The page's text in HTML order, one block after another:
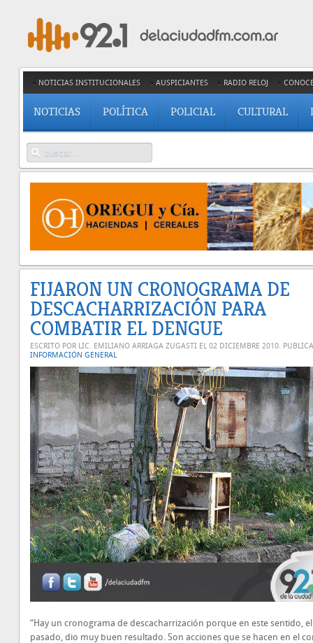
NOTICIAS INSTITUCIONALES AUSPICIANTES RADIO RELOJ
NOTICIAS POLÍTICA POLICIAL CULTURAL
FIJARON UN CRONOGRAMA DE
DESCACHARRIZACIÓN PARA
COMBATIR EL DENGUE
ESCRITO POR LIC. EMILIANO ARRIAGA ZUGASTI EL 02 DICIEMBRE 2010.
INFORMACIÓN GENERAL
“Hay un cronograma de descacharrización porque en este sentido,
pasado, dio muy buen resultado. Son acciones que se hacen en el